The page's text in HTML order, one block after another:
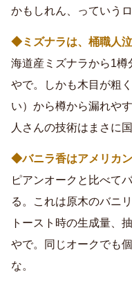
かもしれん、っていう
◆ミズナラは、桶職人泣
海道産ミズナラから1
やで。しかも木目が粗
い）から樽から漏れや
人さんの技術はまさに
◆バニラ香はアメリカン
ピアンオークと比べて
る。これは原木のバニ
トースト時の生成量、
やで。同じオークでも
な。